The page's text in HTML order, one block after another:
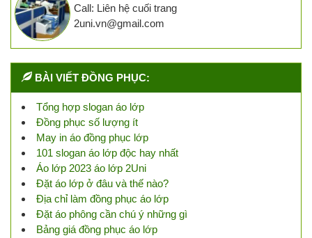
Call: Liên hệ cuối trang
2uni.vn@gmail.com
BÀI VIẾT ĐỒNG PHỤC:
Tổng hợp slogan áo lớp
Đồng phục số lượng ít
May in áo đồng phục lớp
101 slogan áo lớp độc hay nhất
Áo lớp 2023 áo lớp 2Uni
Đặt áo lớp ở đâu và thế nào?
Địa chỉ làm đồng phục áo lớp
Đặt áo phông cần chú ý những gì
Bảng giá đồng phục áo lớp